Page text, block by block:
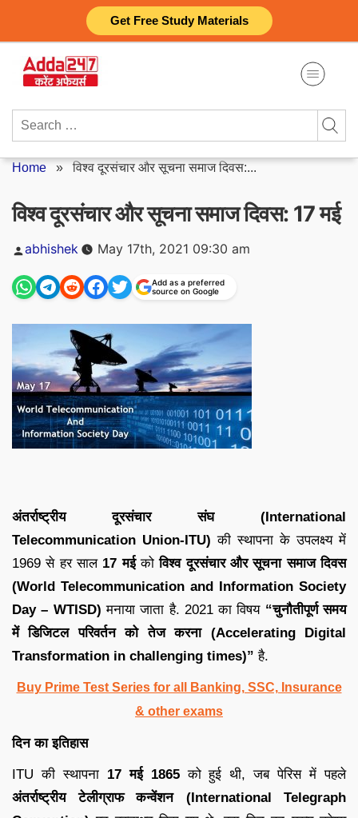
Get Free Study Materials
content
Search
Home »विश्व दूरसंचार और सूचना समाज दिवस:...
विश्व दूरसंचार और सूचना समाज दिवस: 17 मई
Posted
by
abhishek May 17th, 2021 09:30 am
Add as a preferred
source on Google
अंतर्राष्ट्रीय दूरसंचार संघ (International
Telecommunication Union-ITU)की स्थापना के उपलक्ष्य में
1969 से हर साल 17 मईकोविश्व दूरसंचार और सूचना समाज दिवस
(World Telecommunication and Information Society
Day – WTISD) मनाया जाता है. 2021 का विषय “चुनौतीपूर्ण समय
में डिजिटल परिवर्तन को तेज करना (Accelerating Digital
Transformation in challenging times)” है.
Buy Prime Test Series for all Banking, SSC, Insurance
& other exams
दिन का इतिहास
ITU की स्थापना 17 मई 1865को हुई थी, जब पेरिस में पहले
अंतर्राष्ट्रीय टेलीग्राफ कन्वेंशन (International Telegraph